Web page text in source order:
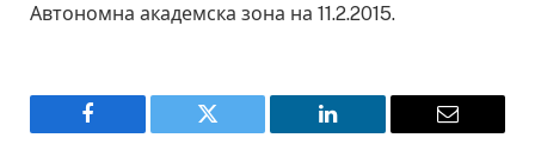
Автономна академска зона на 11.2.2015.
Facebook Twitter LinkedIn Email